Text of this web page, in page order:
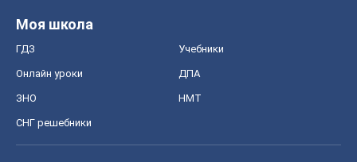
Моя школа
ГДЗ Учебники
Онлайн уроки ДПА
ЗНО НМТ
СНГ решебники